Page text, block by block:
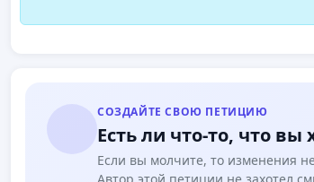
СОЗДАЙТЕ СВОЮ ПЕТИЦИЮ
Есть ли что-то, что вы
Если вы молчите, то изменения